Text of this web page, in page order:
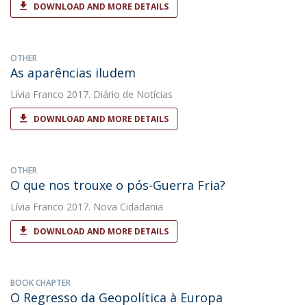
DOWNLOAD AND MORE DETAILS
OTHER
As aparências iludem
Lívia Franco 2017. Diário de Notícias
DOWNLOAD AND MORE DETAILS
OTHER
O que nos trouxe o pós-Guerra Fria?
Lívia Franco 2017. Nova Cidadania
DOWNLOAD AND MORE DETAILS
BOOK CHAPTER
O Regresso da Geopolítica à Europa